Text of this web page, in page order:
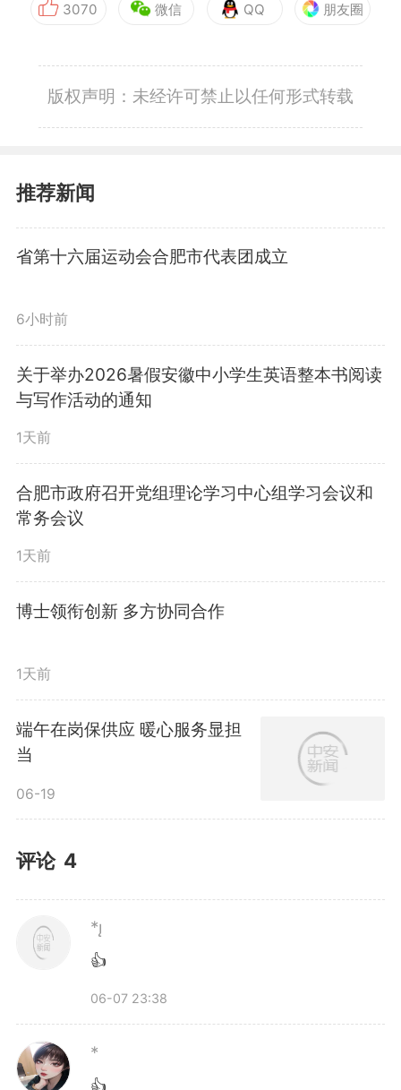
3070 微信 QQ 朋友圈
版权声明：未经许可禁止以任何形式转载
推荐新闻
省第十六届运动会合肥市代表团成立
6小时前
关于举办2026暑假安徽中小学生英语整本书阅读
与写作活动的通知
1天前
合肥市政府召开党组理论学习中心组学习会议和
常务会议
1天前
博士领衔创新 多方协同合作
1天前
端午在岗保供应 暖心服务显担
当
06-19
评论 4
*
👍
06-07 23:38
*